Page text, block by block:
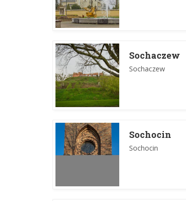
Sochaczew
Sochaczew
Sochocin
Sochocin